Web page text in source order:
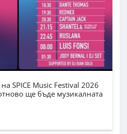
SPICE Music Festival 2026
ще бъде музикалната